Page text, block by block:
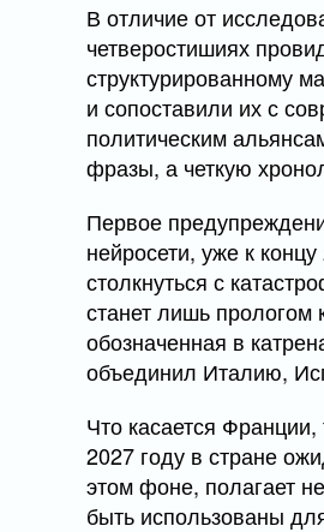
В отличие от
четверостишиях
структурированному
и сопоставили их с
политическим
фразы, а четкую
Первое
нейросети, уже к
столкнуться с
станет лишь прологом
обозначенная в
объединил Италию,
Что касается
2027 году в стране
этом фоне, полагает
быть использованы